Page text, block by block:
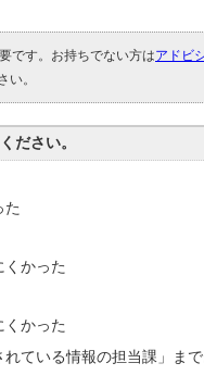
です。お持ちでない方はアドビ
い。
ださい。
た
くかった
くかった
ている情報の担当課」ま